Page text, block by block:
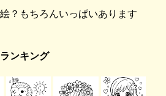
？もちろんいっぱいあります
ンキング